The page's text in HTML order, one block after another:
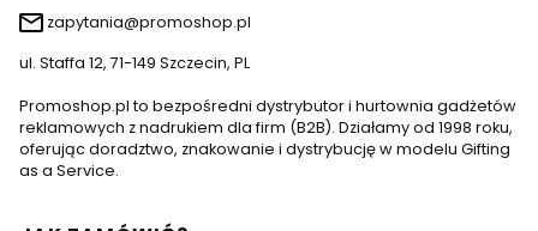
zapytania@promoshop.pl
ul. Staffa 12, 71-149 Szczecin, PL
Promoshop.pl to bezpośredni dystrybutor i hurtownia gadżetów
reklamowych z nadrukiem dla firm (B2B). Działamy od 1998 roku,
oferując doradztwo, znakowanie i dystrybucję w modelu Gifting
as a Service.